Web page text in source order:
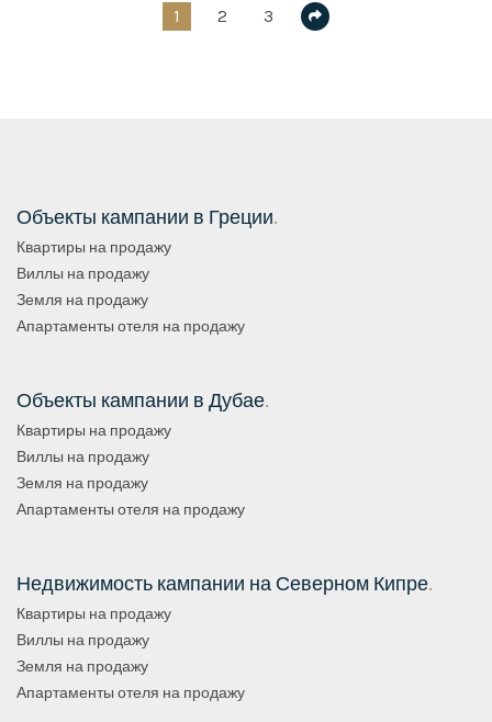
1 2 3
Объекты кампании в Греции.
Квартиры на продажу
Виллы на продажу
Земля на продажу
Апартаменты отеля на продажу
Объекты кампании в Дубае.
Квартиры на продажу
Виллы на продажу
Земля на продажу
Апартаменты отеля на продажу
Недвижимость кампании на Северном Кипре.
Квартиры на продажу
Виллы на продажу
Земля на продажу
Апартаменты отеля на продажу